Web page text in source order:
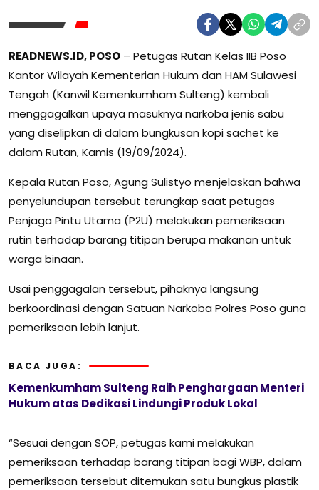
READNEWS.ID, POSO – Petugas Rutan Kelas IIB Poso
Kantor Wilayah Kementerian Hukum dan HAM Sulawesi
Tengah (Kanwil Kemenkumham Sulteng) kembali
menggagalkan upaya masuknya narkoba jenis sabu
yang diselipkan di dalam bungkusan kopi sachet ke
dalam Rutan, Kamis (19/09/2024).
Kepala Rutan Poso, Agung Sulistyo menjelaskan bahwa
penyelundupan tersebut terungkap saat petugas
Penjaga Pintu Utama (P2U) melakukan pemeriksaan
rutin terhadap barang titipan berupa makanan untuk
warga binaan.
Usai penggagalan tersebut, pihaknya langsung
berkoordinasi dengan Satuan Narkoba Polres Poso guna
pemeriksaan lebih lanjut.
BACA JUGA:
Kemenkumham Sulteng Raih Penghargaan Menteri
Hukum atas Dedikasi Lindungi Produk Lokal
“Sesuai dengan SOP, petugas kami melakukan
pemeriksaan terhadap barang titipan bagi WBP, dalam
pemeriksaan tersebut ditemukan satu bungkus plastik